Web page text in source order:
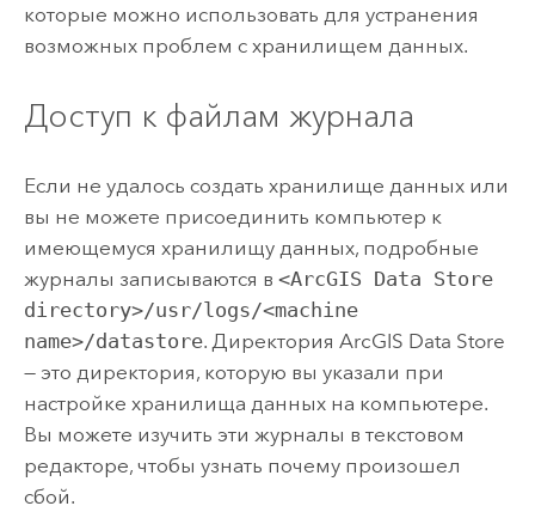
которые можно использовать для устранения
возможных проблем с хранилищем данных.
Доступ к файлам журнала
Если не удалось создать хранилище данных или
вы не можете присоединить компьютер к
имеющемуся хранилищу данных, подробные
журналы записываются в <ArcGIS Data Store
directory>/usr/logs/<machine
name>/datastore. Директория ArcGIS Data Store
— это директория, которую вы указали при
настройке хранилища данных на компьютере.
Вы можете изучить эти журналы в текстовом
редакторе, чтобы узнать почему произошел
сбой.